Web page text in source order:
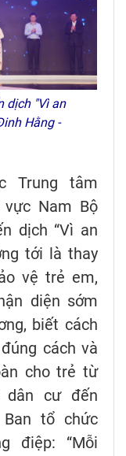
dịch "Vì an
Hằng -
Trung tâm
Nam Bộ
dịch “Vì an
tới là thay
vệ trẻ em,
diện sớm
biết cách
cách và
cho trẻ từ
dân cư đến
tổ chức
điệp: “Mỗi